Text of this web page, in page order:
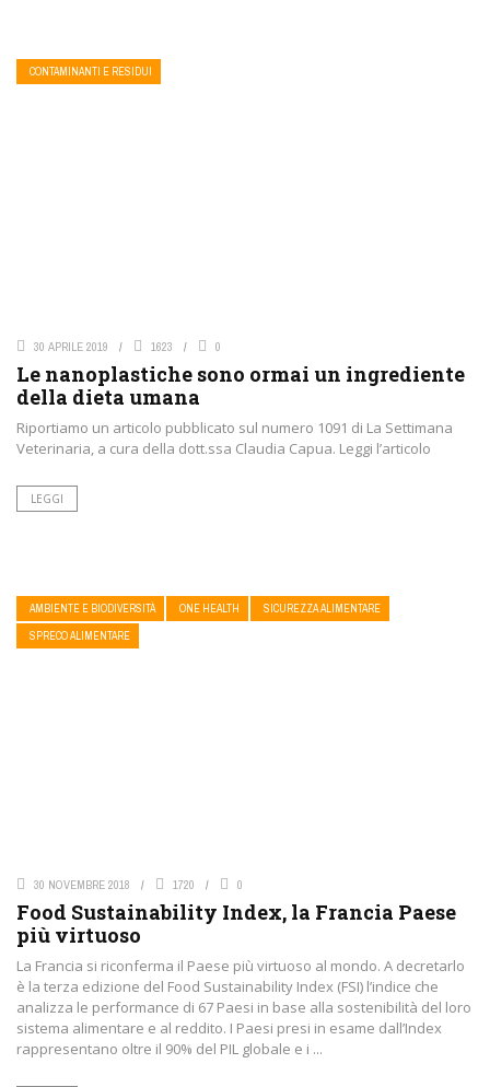
CONTAMINANTI E RESIDUI
30 APRILE 2019 1623 0
Le nanoplastiche sono ormai un ingrediente
della dieta umana
Riportiamo un articolo pubblicato sul numero 1091 di La Settimana
Veterinaria, a cura della dott.ssa Claudia Capua. Leggi l’articolo
LEGGI
AMBIENTE E BIODIVERSITÀ ONE HEALTH
SICUREZZA ALIMENTARE
SPRECO ALIMENTARE
30 NOVEMBRE 2018 1720 0
Food Sustainability Index, la Francia Paese
più virtuoso
La Francia si riconferma il Paese più virtuoso al mondo. A decretarlo
è la terza edizione del Food Sustainability Index (FSI) l’indice che
analizza le performance di 67 Paesi in base alla sostenibilità del loro
sistema alimentare e al reddito. I Paesi presi in esame dall’Index
rappresentano oltre il 90% del PIL globale e i ...